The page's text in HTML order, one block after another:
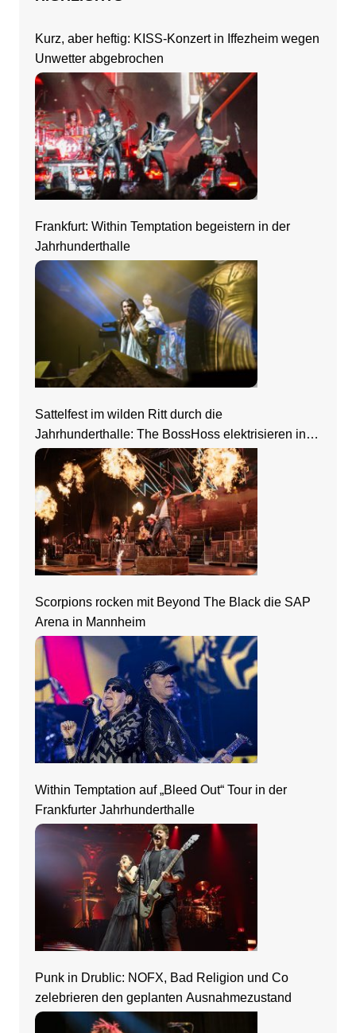
Kurz, aber heftig: KISS-Konzert in Iffezheim wegen
Unwetter abgebrochen
Frankfurt: Within Temptation begeistern in der
Jahrhunderthalle
Sattelfest im wilden Ritt durch die
Jahrhunderthalle: The BossHoss elektrisieren in
Frankfurt
Scorpions rocken mit Beyond The Black die SAP
Arena in Mannheim
Within Temptation auf „Bleed Out“ Tour in der
Frankfurter Jahrhunderthalle
Punk in Drublic: NOFX, Bad Religion und Co
zelebrieren den geplanten Ausnahmezustand